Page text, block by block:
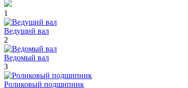
1
Ведущий вал
2
Ведомый вал
3
Роликовый подшипник